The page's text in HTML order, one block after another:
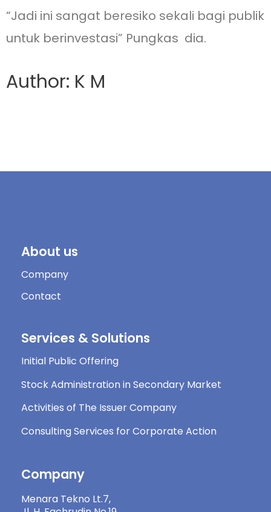
“Jadi ini sangat beresiko sekali bagi publik
untuk berinvestasi” Pungkas dia.
Author: K M
About us
Company
Contact
Services & Solutions
Initial Public Offering
Stock Administration in Secondary Market
Activities of The Issuer Company
Consulting Services for Corporate Action
Company
Menara Tekno Lt.7,